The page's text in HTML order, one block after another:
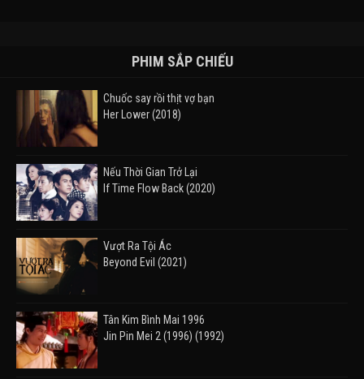
PHIM SẮP CHIẾU
Chuốc say rồi thịt vợ bạn
Her Lower (2018)
Nếu Thời Gian Trở Lại
If Time Flow Back (2020)
Vượt Ra Tội Ác
Beyond Evil (2021)
Tân Kim Bình Mai 1996
Jin Pin Mei 2 (1996) (1992)